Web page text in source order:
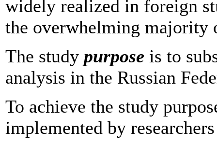
widely realized in foreign
the overwhelming majority
The study purpose is to
analysis in the Russian
To achieve the study
implemented by